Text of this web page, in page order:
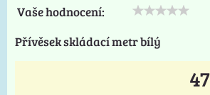
Vaše hodnocení:
Přívěsek skládací metr bílý